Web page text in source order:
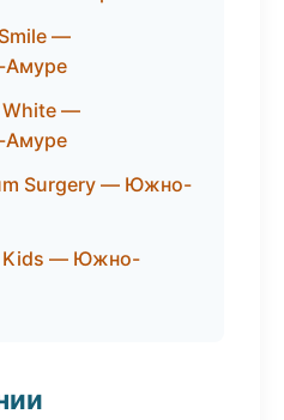
—
Амуре
White —
Амуре
Surgery — Южно-
Kids — Южно-